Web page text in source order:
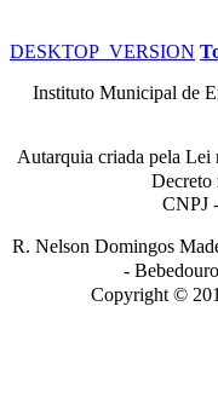
DESKTOP_VERSION
Instituto Municipal de
Autarquia criada pela Lei
Decreto
CNPJ
R. Nelson Domingos
-
Copyright ©